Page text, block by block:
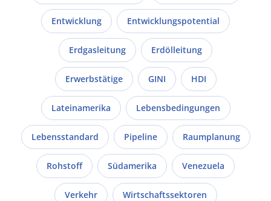
Entwicklung Entwicklungspotential
Erdgasleitung Erdölleitung
Erwerbstätige GINI HDI
Lateinamerika Lebensbedingungen
Lebensstandard Pipeline Raumplanung
Rohstoff Südamerika Venezuela
Verkehr Wirtschaftssektoren